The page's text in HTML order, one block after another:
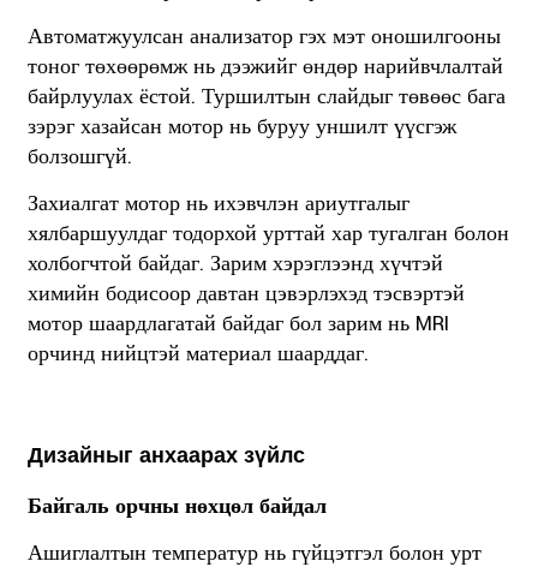
Автоматжуулсан анализатор гэх мэт оношилгооны
тоног төхөөрөмж нь дээжийг өндөр нарийвчлалтай
байрлуулах ёстой. Туршилтын слайдыг төвөөс бага
зэрэг хазайсан мотор нь буруу уншилт үүсгэж
болзошгүй.
Захиалгат мотор нь ихэвчлэн ариутгалыг
хялбаршуулдаг тодорхой урттай хар тугалган болон
холбогчтой байдаг. Зарим хэрэглээнд хүчтэй
химийн бодисоор давтан цэвэрлэхэд тэсвэртэй
мотор шаардлагатай байдаг бол зарим нь MRI
орчинд нийцтэй материал шаарддаг.
Дизайныг анхаарах зүйлс
Байгаль орчны нөхцөл байдал
Ашиглалтын температур нь гүйцэтгэл болон урт